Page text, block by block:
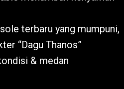
terbaru yang mumpuni,
“Dagu Thanos”
& medan